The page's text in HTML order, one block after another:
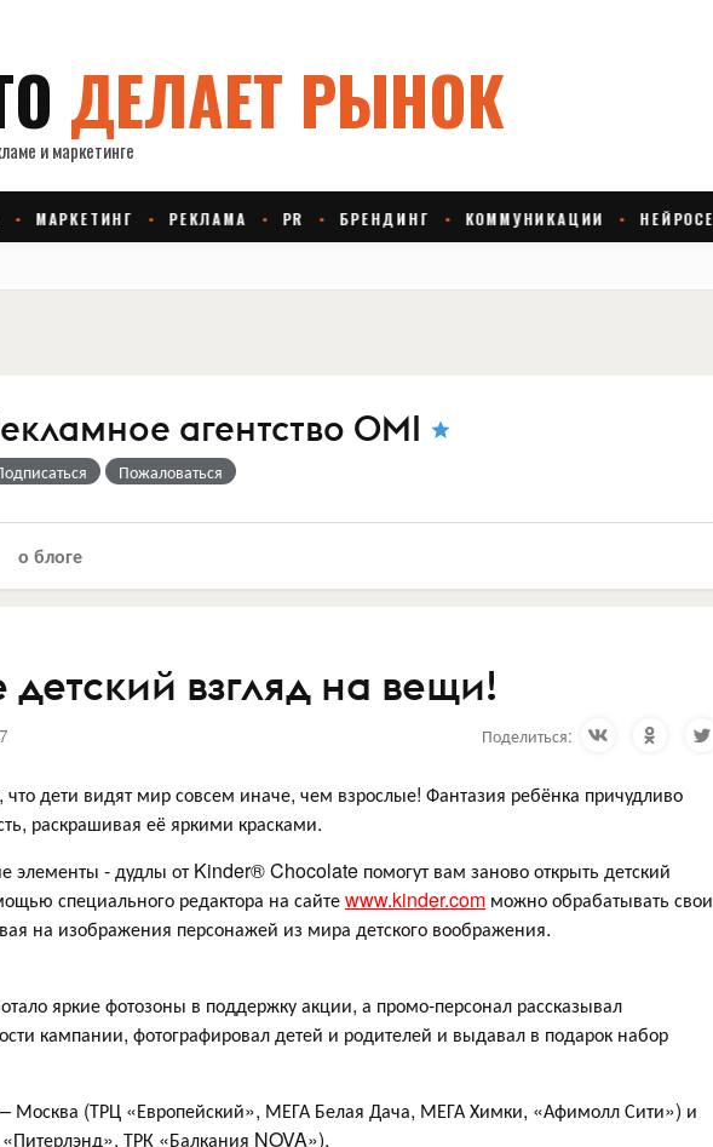
агентство OMI
Пожаловаться
о блоге
взгляд на вещи!
Поделиться:
что дети видят мир совсем иначе, чем взрослые! Фантазия ребёнка причудливо
раскрашивая её яркими красками.
элементы - дудлы от Kinder® Chocolate помогут вам заново открыть детский
специального редактора на сайтеwww.kinder.com можно обрабатывать свои
на изображения персонажей из мира детского воображения.
яркие фотозоны в поддержку акции, а промо-персонал рассказывал
кампании, фотографировал детей и родителей и выдавал в подарок набор
– Москва (ТРЦ «Европейский», МЕГА Белая Дача, МЕГА Химки, «Афимолл Сити») и
ТРК «Балкания NOVA»).